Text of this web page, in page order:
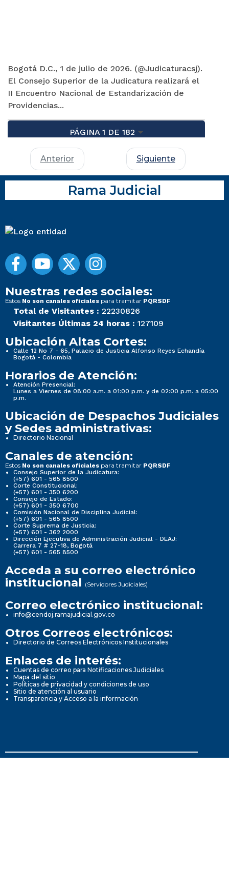
Bogotá D.C., 1 de julio de 2026. (@Judicaturacsj).
El Consejo Superior de la Judicatura realizará el
II Encuentro Nacional de Estandarización de
Providencias...
PÁGINA 1 DE 182
Anterior Siguiente
Rama Judicial
Nuestras redes sociales:
Estos No son canales oficiales para tramitar PQRSDF
Total de Visitantes : 22230826
Visitantes Últimas 24 horas : 127109
Ubicación Altas Cortes:
Calle 12 No 7 - 65, Palacio de Justicia Alfonso Reyes Echandía
Bogotá - Colombia
Horarios de Atención:
Atención Presencial:
Lunes a Viernes de 08:00 a.m. a 01:00 p.m. y de 02:00 p.m. a 05:00
p.m.
Ubicación de Despachos Judiciales
y Sedes administrativas:
Directorio Nacional
Canales de atención:
Estos No son canales oficiales para tramitar PQRSDF
Consejo Superior de la Judicatura:
(+57) 601 - 565 8500
Corte Constitucional:
(+57) 601 - 350 6200
Consejo de Estado:
(+57) 601 - 350 6700
Comisión Nacional de Disciplina Judicial:
(+57) 601 - 565 8500
Corte Suprema de Justicia:
(+57) 601 - 362 2000
Dirección Ejecutiva de Administración Judicial - DEAJ:
Carrera 7 # 27-18, Bogotá
(+57) 601 - 565 8500
Acceda a su correo electrónico
institucional (Servidores Judiciales)
Correo electrónico institucional:
info@cendoj.ramajudicial.gov.co
Otros Correos electrónicos:
Directorio de Correos Electrónicos Institucionales
Enlaces de interés:
Cuentas de correo para Notificaciones Judiciales
Mapa del sitio
Políticas de privacidad y condiciones de uso
Sitio de atención al usuario
Transparencia y Acceso a la información